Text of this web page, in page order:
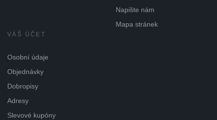
Napište nám
Mapa stránek
VÁŠ ÚČET
Osobní údaje
Objednávky
Dobropisy
Adresy
Slevové kupóny